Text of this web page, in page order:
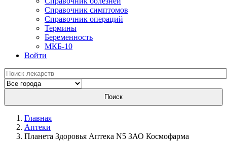
Справочник симптомов
Справочник операций
Термины
Беременность
МКБ-10
Войти
Поиск
Главная
Аптеки
Планета Здоровья Аптека N5 ЗАО Космофарма